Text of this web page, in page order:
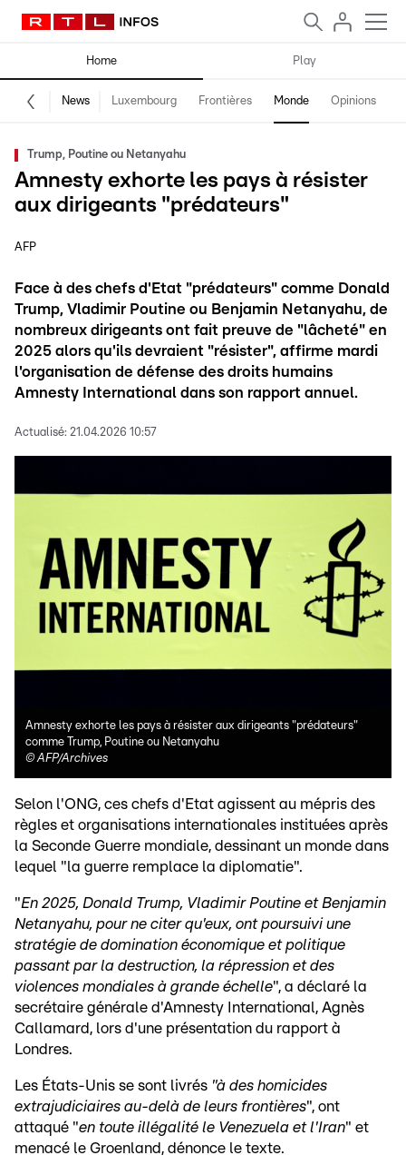
Home Play
News Luxembourg Frontières Monde Opinions
Trump, Poutine ou Netanyahu
Amnesty exhorte les pays à résister
aux dirigeants "prédateurs"
AFP
Face à des chefs d'Etat "prédateurs" comme Donald
Trump, Vladimir Poutine ou Benjamin Netanyahu, de
nombreux dirigeants ont fait preuve de "lâcheté" en
2025 alors qu'ils devraient "résister", affirme mardi
l'organisation de défense des droits humains
Amnesty International dans son rapport annuel.
Actualisé: 21.04.2026 10:57
Amnesty exhorte les pays à résister aux dirigeants "prédateurs"
comme Trump, Poutine ou Netanyahu
©AFP/Archives
Selon l'ONG, ces chefs d'Etat agissent au mépris des
règles et organisations internationales instituées après
la Seconde Guerre mondiale, dessinant un monde dans
lequel "la guerre remplace la diplomatie".
"En 2025, Donald Trump, Vladimir Poutine et Benjamin
Netanyahu, pour ne citer qu'eux, ont poursuivi une
stratégie de domination économique et politique
passant par la destruction, la répression et des
violences mondiales à grande échelle", a déclaré la
secrétaire générale d'Amnesty International, Agnès
Callamard, lors d'une présentation du rapport à
Londres.
Les États-Unis se sont livrés "à des homicides
extrajudiciaires au-delà de leurs frontières", ont
attaqué "en toute illégalité le Venezuela et l'Iran" et
menacé le Groenland, dénonce le texte.